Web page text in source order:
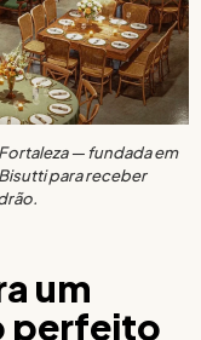
— fundada em
para receber
um
perfeito